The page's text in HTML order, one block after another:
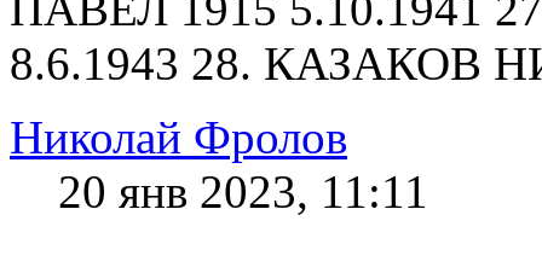
8.6.1943 28. КАЗАКОВ
Николай Фролов
20 янв 2023, 11:11